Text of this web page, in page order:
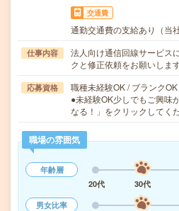
交通費
通勤交通費の支給あり（当
仕事内容
法人向け通信回線サービス
クと修正依頼をお願いしま
応募資格
職種未経験OK / ブランク
●未経験OK少しでもご興味
なる！」をクリックしてく
職場の雰囲気
年齢層
20代
30代
男女比率